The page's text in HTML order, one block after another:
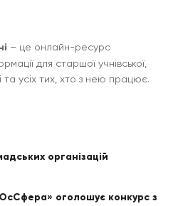
– це онлайн-ресурс
для старшої учнівської,
та усіх тих, хто з нею працює.
організацій
оголошує конкурс з